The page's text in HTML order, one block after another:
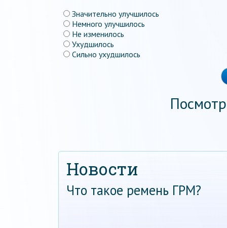
Значительно улучшилось
Немного улучшилось
Не изменилось
Ухудшилось
Сильно ухудшилось
Новости
Что такое ремень ГРМ?